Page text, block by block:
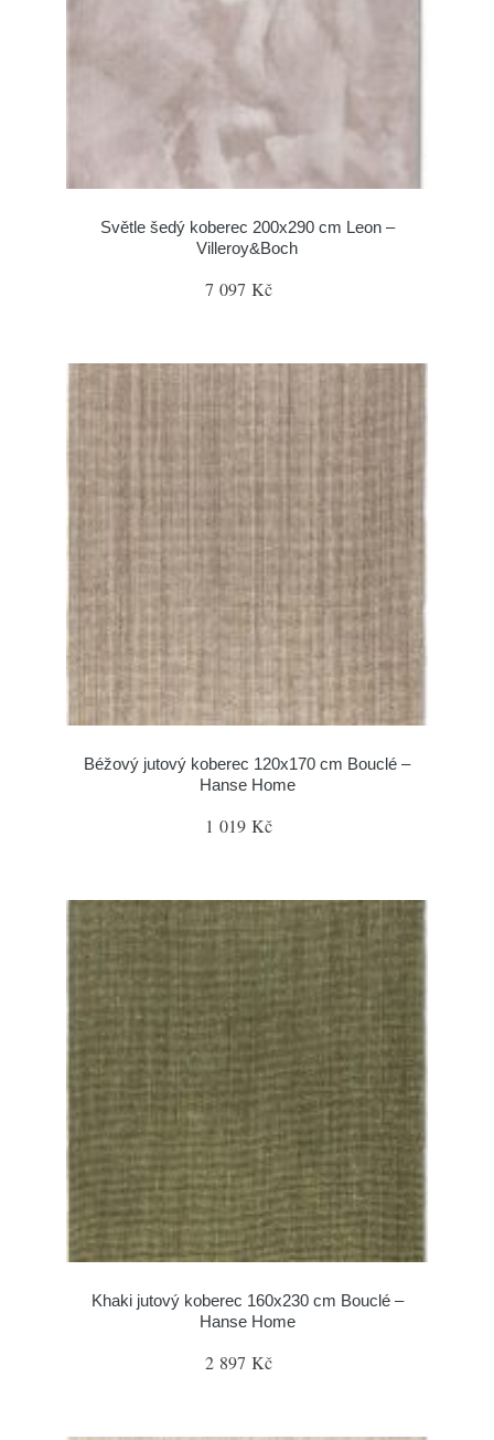
Světle šedý koberec 200x290 cm Leon –
Villeroy&Boch
7 097 Kč
Béžový jutový koberec 120x170 cm Bouclé –
Hanse Home
1 019 Kč
Khaki jutový koberec 160x230 cm Bouclé –
Hanse Home
2 897 Kč